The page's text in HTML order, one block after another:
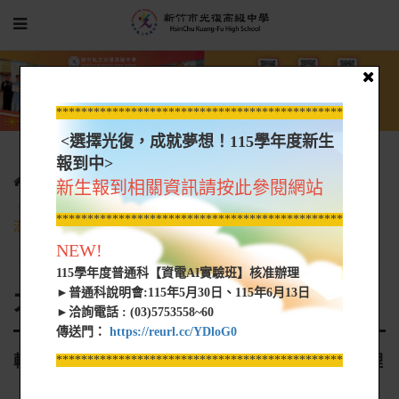
光復新聞
大學營隊資訊
轉知 國立成功大學中國文學系擬於115年寒假辦理「第四屆成大
漢學研習營」，檢附活動海報1份
大學營隊資訊
轉知 國立成功大學中國文學系擬於115年寒假辦理
*****************************************************
<選擇光復，成就夢想！115學年度新生
報到中>
新生報到相關資訊請按此參閱網站
*****************************************************
NEW!
115學年度普通科【資電AI實驗班】核准辦理
►普通科說明會:115年5月30日、115年6月13日
►洽詢電話 : (03)5753558~60
傳送門： https://reurl.cc/YDloG0
*****************************************************